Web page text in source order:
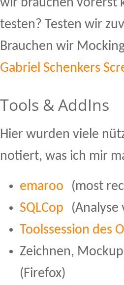
wir brauchen vorerst
testen? Testen wir
Brauchen wir
Gabriel Schenkers
Tools & AddIns
Hier wurden viele
notiert, was ich mir
emaroo
(most
SQLCop
(Analyse
Toolssession des
Zeichnen,
(Firefox)